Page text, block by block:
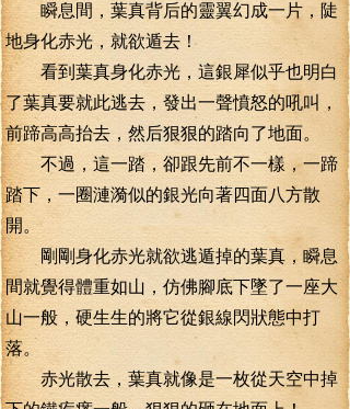
瞬息間，葉真背后的靈翼幻成一片，陡
地身化赤光，就欲遁去！
看到葉真身化赤光，這銀犀似乎也明白
了葉真要就此逃去，發出一聲憤怒的吼叫，
前蹄高高抬去，然后狠狠的踏向了地面。
不過，這一踏，卻跟先前不一樣，一蹄
踏下，一圈漣漪似的銀光向著四面八方散
開。
剛剛身化赤光就欲逃遁掉的葉真，瞬息
間就覺得體重如山，仿佛腳底下墜了一座大
山一般，硬生生的將它從銀線閃狀態中打
落。
赤光散去，葉真就像是一枚從天空中掉